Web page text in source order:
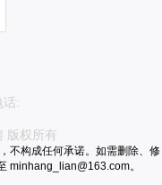
话:
版权所有
不构成任何承诺。如需删除、修
minhang_lian@163.com。